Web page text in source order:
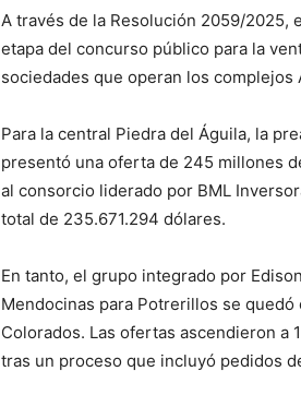
A través de la Resolución 2059/2025,
etapa del concurso público para la
sociedades que operan los
Para la central Piedra del Águila, la
presentó una oferta de 245 millones
al consorcio liderado por BML
total de 235.671.294 dólares.
En tanto, el grupo integrado por
Mendocinas para Potrerillos se
Colorados. Las ofertas ascendieron a
tras un proceso que incluyó pedidos